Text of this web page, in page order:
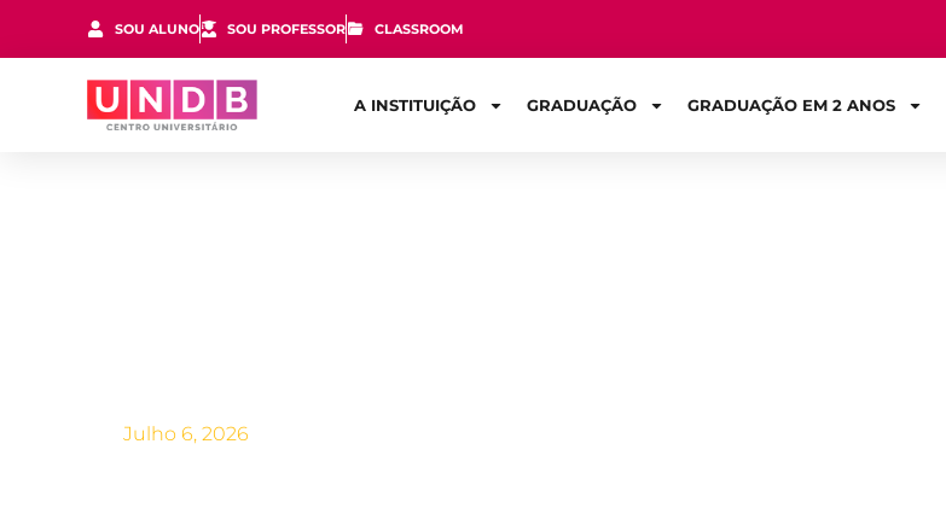
SOU ALUNO SOU PROFESSOR CLASSROOM
A INSTITUIÇÃO GRADUAÇÃO GRADUAÇÃO EM 2 ANOS
Julho 6, 2026